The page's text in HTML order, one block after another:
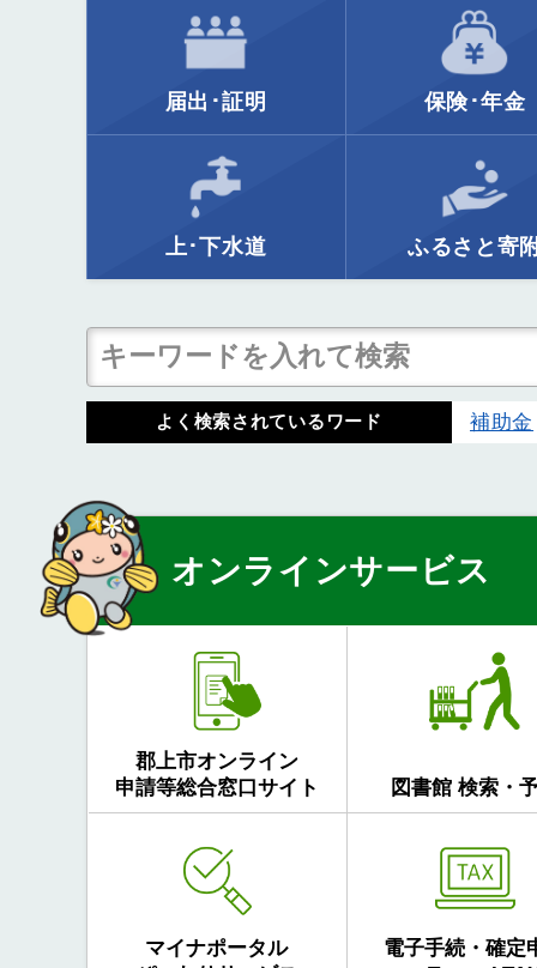
届出･証明 保険･年金
上･下水道 ふるさと寄
よく検索されているワード 補助金
オンラインサービス
郡上市オンライン
申請等総合窓口サイト
図書館 検索・
マイナポータル
電子手続・確定